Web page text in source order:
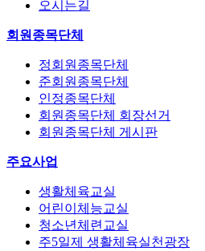
오시는길
회원종목단체
정회원종목단체
준회원종목단체
인정종목단체
회원종목단체 회장선거
회원종목단체 게시판
주요사업
생활체육교실
어린이체능교실
청소년체련교실
주5일제 생활체육실천광장